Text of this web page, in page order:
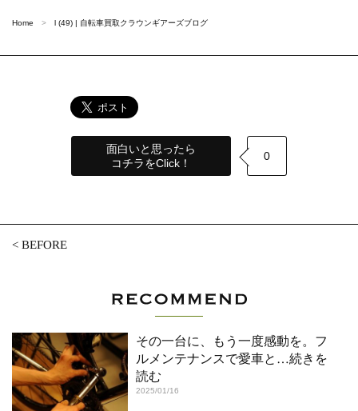
Home l (49) | 自転車買取クラウンギアーズブログ
面白いと思ったら
コチラをClick！
0
<BEFORE
その一台に、もう一度感動を。フ
ルメンテナンスで愛車と …続きを
読む
2025/01/16